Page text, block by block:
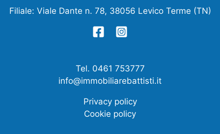
Filiale: Viale Dante n. 78, 38056 Levico Terme (TN)
Tel. 0461 753777
info@immobiliarebattisti.it
Privacy policy
Cookie policy